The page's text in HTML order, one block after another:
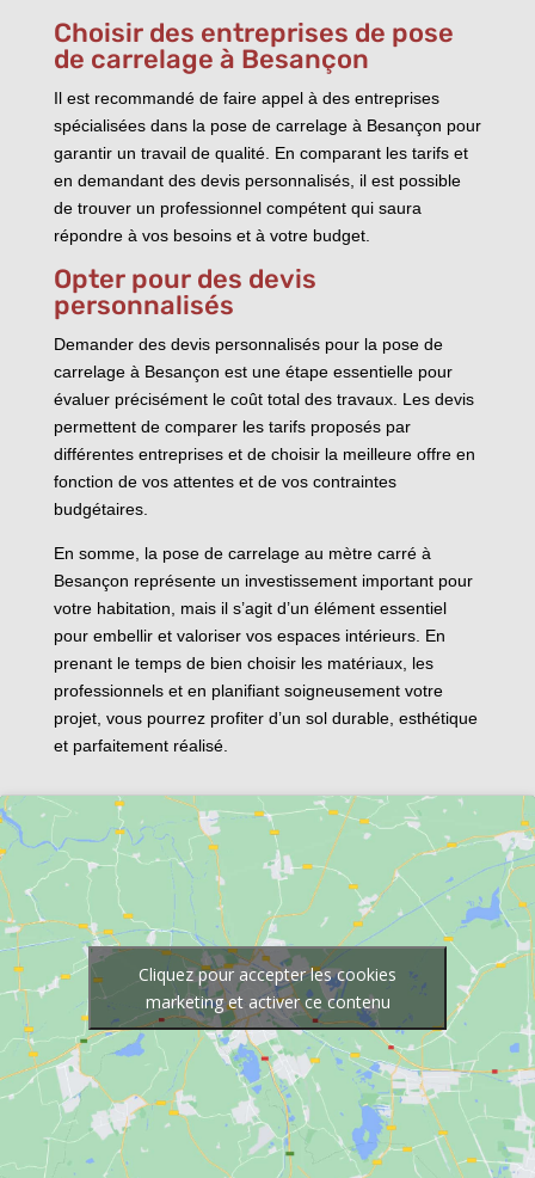
Choisir des entreprises de pose
de carrelage à Besançon
Il est recommandé de faire appel à des entreprises
spécialisées dans la pose de carrelage à Besançon pour
garantir un travail de qualité. En comparant les tarifs et
en demandant des devis personnalisés, il est possible
de trouver un professionnel compétent qui saura
répondre à vos besoins et à votre budget.
Opter pour des devis
personnalisés
Demander des devis personnalisés pour la pose de
carrelage à Besançon est une étape essentielle pour
évaluer précisément le coût total des travaux. Les devis
permettent de comparer les tarifs proposés par
différentes entreprises et de choisir la meilleure offre en
fonction de vos attentes et de vos contraintes
budgétaires.
En somme, la pose de carrelage au mètre carré à
Besançon représente un investissement important pour
votre habitation, mais il s’agit d’un élément essentiel
pour embellir et valoriser vos espaces intérieurs. En
prenant le temps de bien choisir les matériaux, les
professionnels et en planifiant soigneusement votre
projet, vous pourrez profiter d’un sol durable, esthétique
et parfaitement réalisé.
Cliquez pour accepter les cookies
marketing et activer ce contenu